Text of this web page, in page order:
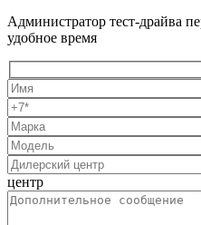
Администратор тест-драйва
удобное время
центр